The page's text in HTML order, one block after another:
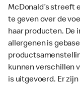
McDonald’s streeft
te geven over de
haar producten. De
allergenen is
kunnen verschillen
is uitgevoerd. Er